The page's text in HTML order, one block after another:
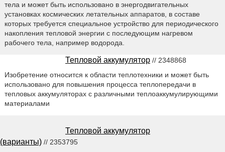
тела и может быть использовано в энергодвигательных
установках космических летательных аппаратов, в составе
которых требуется специальное устройство для периодического
накопления тепловой энергии с последующим нагревом
рабочего тела, например водорода.
Тепловой аккумулятор // 2348868
Изобретение относится к области теплотехники и может быть
использовано для повышения процесса теплопередачи в
тепловых аккумуляторах с различными теплоаккумулирующими
материалами
Тепловой аккумулятор
(варианты) // 2353795